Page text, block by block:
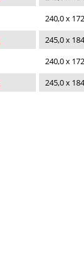
240,0 х
245,0 х
240,0 х
245,0 х